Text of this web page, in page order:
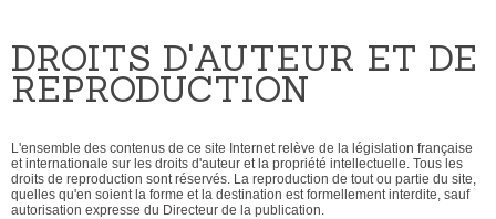
DROITS D'AUTEUR ET DE
REPRODUCTION
L'ensemble des contenus de ce site Internet relève de la législation française
et internationale sur les droits d'auteur et la propriété intellectuelle. Tous les
droits de reproduction sont réservés. La reproduction de tout ou partie du site,
quelles qu'en soient la forme et la destination est formellement interdite, sauf
autorisation expresse du Directeur de la publication.